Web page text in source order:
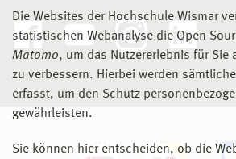
Die Websites der Hochschule Wismar
statistischen Webanalyse die Open-
Matomo, um das Nutzererlebnis für Sie
zu verbessern. Hierbei werden
erfasst, um den Schutz
gewährleisten.
Sie können hier entscheiden, ob die